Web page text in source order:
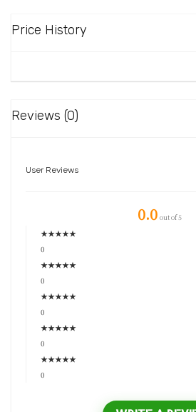
Price History
Reviews (0)
User Reviews
0.0 out of 5
★★★★★
0
★★★★★
0
★★★★★
0
★★★★★
0
★★★★★
0